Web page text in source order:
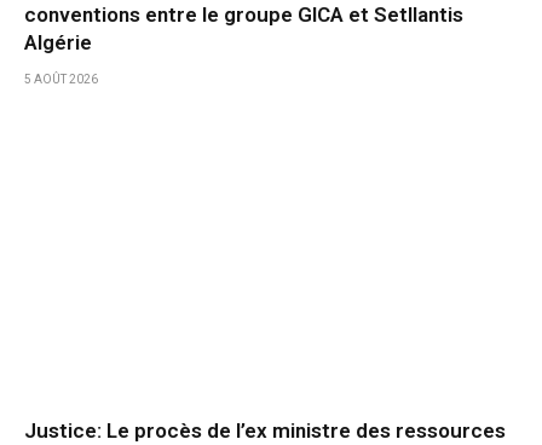
conventions entre le groupe GICA et Setllantis
Algérie
5 AOÛT 2026
Justice: Le procès de l’ex ministre des ressources